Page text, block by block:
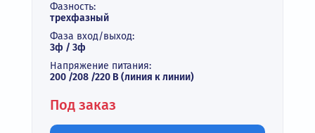
Фазность:
трехфазный
Фаза вход/выход:
3ф / 3ф
Напряжение питания:
200 /208 /220 В (линия к линии)
Под заказ